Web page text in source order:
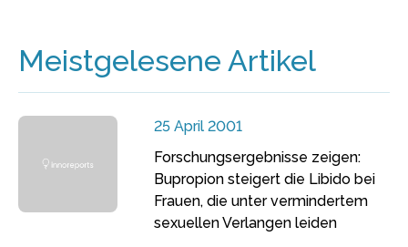
Meistgelesene Artikel
25 April 2001
Forschungsergebnisse zeigen:
Bupropion steigert die Libido bei
Frauen, die unter vermindertem
sexuellen Verlangen leiden